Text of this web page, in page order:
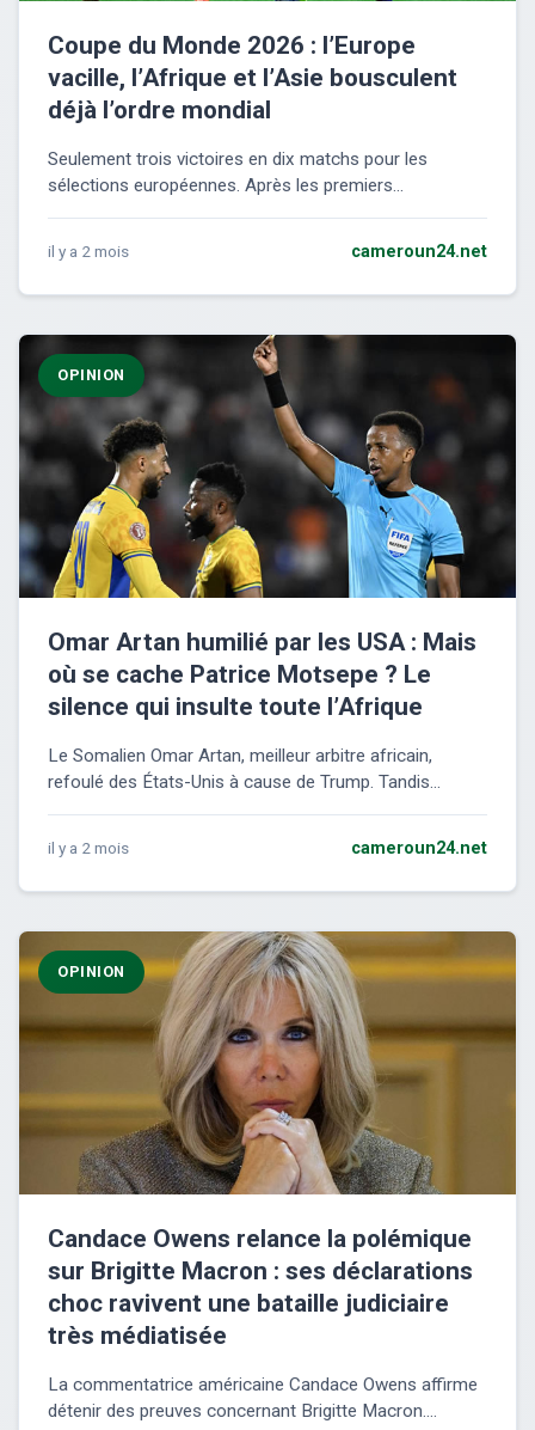
Coupe du Monde 2026 : l’Europe
vacille, l’Afrique et l’Asie bousculent
déjà l’ordre mondial
Seulement trois victoires en dix matchs pour les
sélections européennes. Après les premiers...
il y a 2 mois cameroun24.net
OPINION
Omar Artan humilié par les USA : Mais
où se cache Patrice Motsepe ? Le
silence qui insulte toute l’Afrique
Le Somalien Omar Artan, meilleur arbitre africain,
refoulé des États-Unis à cause de Trump. Tandis...
il y a 2 mois cameroun24.net
OPINION
Candace Owens relance la polémique
sur Brigitte Macron : ses déclarations
choc ravivent une bataille judiciaire
très médiatisée
La commentatrice américaine Candace Owens affirme
détenir des preuves concernant Brigitte Macron....